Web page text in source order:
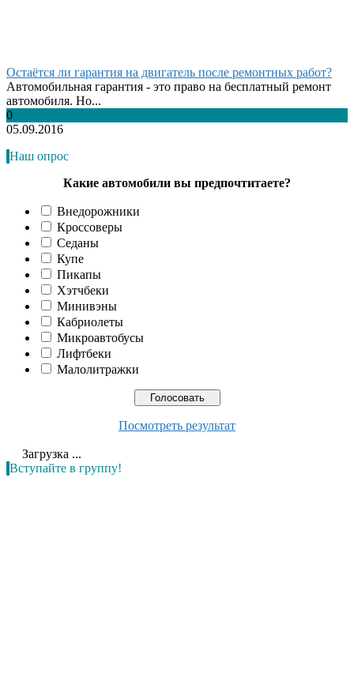
Остаётся ли гарантия на двигатель после ремонтных работ?
Автомобильная гарантия - это право на бесплатный ремонт
автомобиля. Но...
0
05.09.2016
Наш опрос
Какие автомобили вы предпочтитаете?
Внедорожники
Кроссоверы
Седаны
Купе
Пикапы
Хэтчбеки
Минивэны
Кабриолеты
Микроавтобусы
Лифтбеки
Малолитражки
Посмотреть результат
Загрузка ...
Вступайте в группу!